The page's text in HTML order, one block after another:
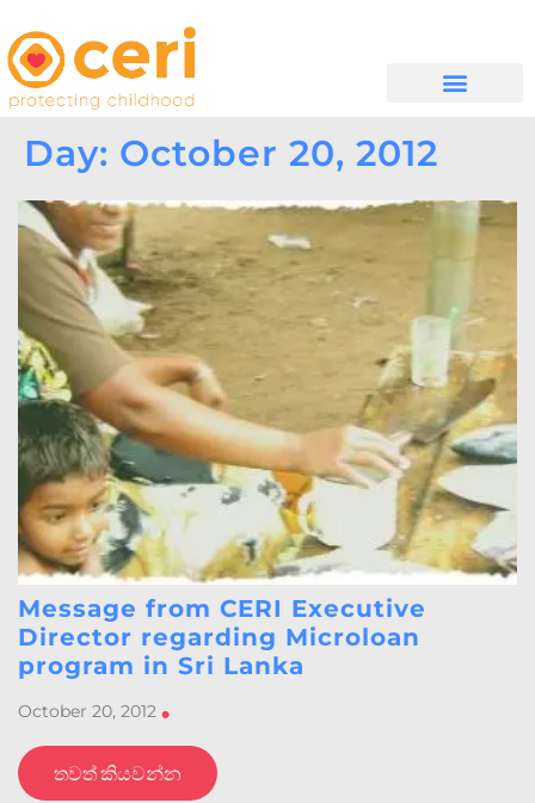
Day: October 20, 2012
Message from CERI Executive
Director regarding Microloan
program in Sri Lanka
October 20, 2012 •
තවත් කියවන්න